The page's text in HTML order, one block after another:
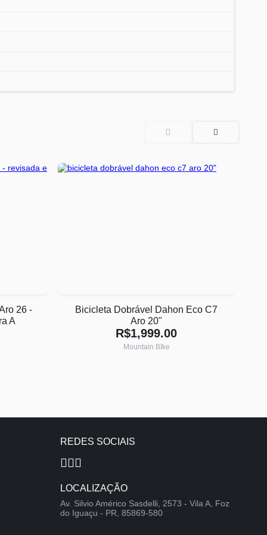
26 -
A
Bicicleta Dobrável Dahon Eco C7
Aro 20"
R$1,999.00
Mountain BIke
REDES SOCIAIS
LOCALIZAÇÃO
Av. Silvio Américo Sasdelli, 2573 - Vila A, Foz
do Iguaçu - PR, 85869-580